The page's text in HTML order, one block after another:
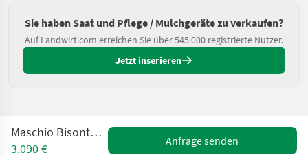
Sie haben Saat und Pflege / Mulchgeräte zu verkaufen?
Auf Landwirt.com erreichen Sie über 545.000 registrierte Nutzer.
Jetzt inserieren
Maschio Bisonte 280 Mulcher
3.090 €
Anfrage senden